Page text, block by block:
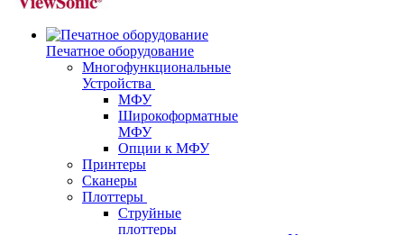
Печатное оборудование
Многофункциональные
Устройства
МФУ
Широкоформатные
МФУ
Опции к МФУ
Принтеры
Сканеры
Плоттеры
Струйные
плоттеры